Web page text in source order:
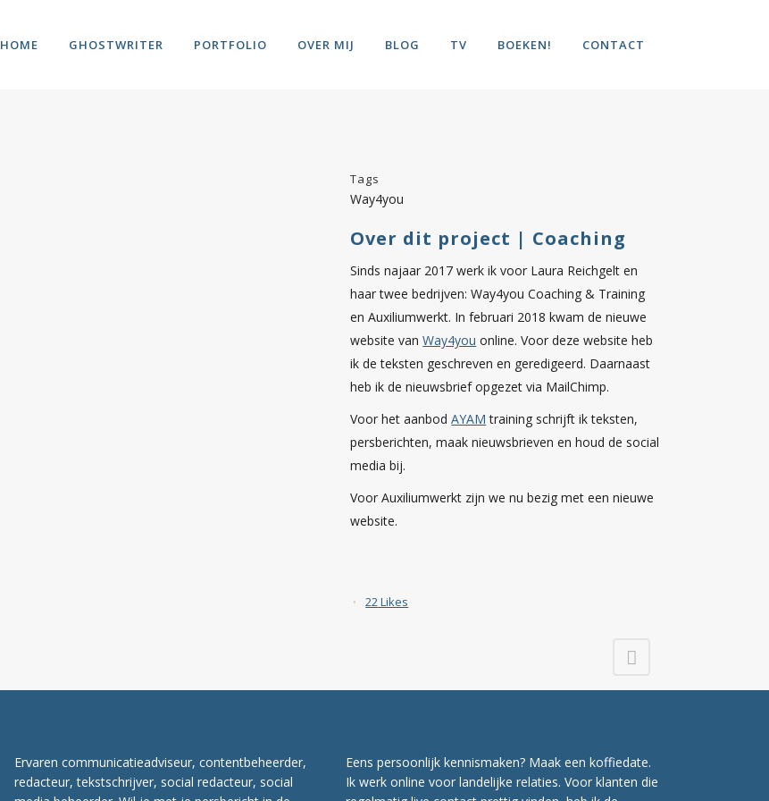
HOME GHOSTWRITER PORTFOLIO OVER MIJ BLOG TV BOEKEN! CONTACT
Tags
Way4you
Over dit project | Coaching
Sinds najaar 2017 werk ik voor Laura Reichgelt en
haar twee bedrijven: Way4you Coaching & Training
en Auxiliumwerkt. In februari 2018 kwam de nieuwe
website vanWay4you online. Voor deze website heb
ik de teksten geschreven en geredigeerd. Daarnaast
heb ik de nieuwsbrief opgezet via MailChimp.
Voor het aanbodAYAM training schrijft ik teksten,
persberichten, maak nieuwsbrieven en houd de social
media bij.
Voor Auxiliumwerkt zijn we nu bezig met een nieuwe
website.
22Likes
Ervaren communicatieadviseur, contentbeheerder,
redacteur, tekstschrijver, social redacteur, social
Eens persoonlijk kennismaken? Maak een koffiedate.
Ik werk online voor landelijke relaties. Voor klanten die